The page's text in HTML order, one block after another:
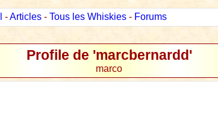
-Articles- Tous les Whiskies- Forums
Profile de 'marcbernardd'
marco